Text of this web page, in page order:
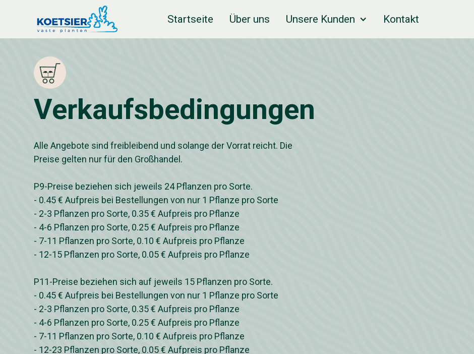
Startseite Über uns Unsere Kunden Kontakt
Verkaufsbedingungen
Alle Angebote sind freibleibend und solange der Vorrat reicht. Die
Preise gelten nur für den Großhandel.
P9-Preise beziehen sich jeweils 24 Pflanzen pro Sorte.
- 0.45 € Aufpreis bei Bestellungen von nur 1 Pflanze pro Sorte
- 2-3 Pflanzen pro Sorte, 0.35 € Aufpreis pro Pflanze
- 4-6 Pflanzen pro Sorte, 0.25 € Aufpreis pro Pflanze
- 7-11 Pflanzen pro Sorte, 0.10 € Aufpreis pro Pflanze
- 12-15 Pflanzen pro Sorte, 0.05 € Aufpreis pro Pflanze
P11-Preise beziehen sich auf jeweils 15 Pflanzen pro Sorte.
- 0.45 € Aufpreis bei Bestellungen von nur 1 Pflanze pro Sorte
- 2-3 Pflanzen pro Sorte, 0.35 € Aufpreis pro Pflanze
- 4-6 Pflanzen pro Sorte, 0.25 € Aufpreis pro Pflanze
- 7-11 Pflanzen pro Sorte, 0.10 € Aufpreis pro Pflanze
- 12-23 Pflanzen pro Sorte, 0.05 € Aufpreis pro Pflanze